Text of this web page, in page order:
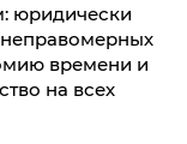
юридически
неправомерных
времени и
на всех